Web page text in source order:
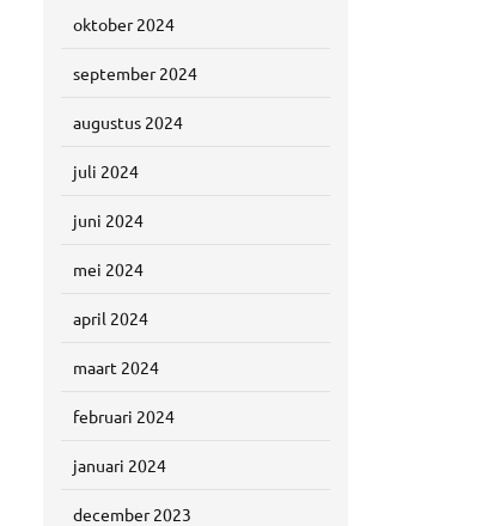
oktober 2024
september 2024
augustus 2024
juli 2024
juni 2024
mei 2024
april 2024
maart 2024
februari 2024
januari 2024
december 2023